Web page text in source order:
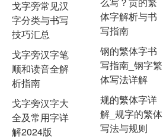
戈字旁常见汉
字分类与书写
技巧汇总
戈字旁汉字笔
顺和读音全解
析指南
戈字旁汉字大
全及常用字详
解2024版
体字解析与书
写指南
钢的繁体字书
写指南_钢字繁
体写法详解
规的繁体字详
解_规字的繁体
写法与规则